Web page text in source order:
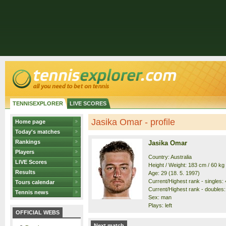
TENNISEXPLORER LIVE SCORES
Home page
Today's matches
Rankings
Players
LIVE Scores
Results
Tours calendar
Tennis news
OFFICIAL WEBS
Jasika Omar - profile
Jasika Omar
Country: Australia
Height / Weight: 183 cm / 60 kg
Age: 29 (18. 5. 1997)
Current/Highest rank - singles:
Current/Highest rank -
Sex: man
Plays: left